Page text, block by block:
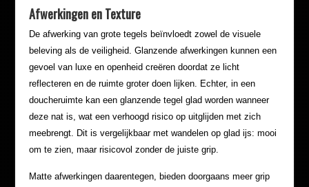
Afwerkingen en Texture
De afwerking van grote tegels beïnvloedt zowel de visuele
beleving als de veiligheid. Glanzende afwerkingen kunnen een
gevoel van luxe en openheid creëren doordat ze licht
reflecteren en de ruimte groter doen lijken. Echter, in een
doucheruimte kan een glanzende tegel glad worden wanneer
deze nat is, wat een verhoogd risico op uitglijden met zich
meebrengt. Dit is vergelijkbaar met wandelen op glad ijs: mooi
om te zien, maar risicovol zonder de juiste grip.
Matte afwerkingen daarentegen, bieden doorgaans meer grip